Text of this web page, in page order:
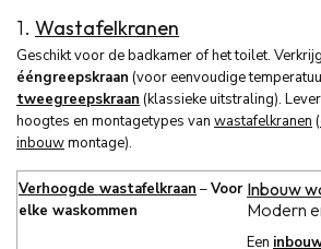
1. Wastafelkranen
Geschikt voor de badkamer of het toilet.
ééngreepskraan (voor eenvoudige
tweegreepskraan (klassieke uitstraling).
hoogtes en montagetypes van wastafelkranen (
inbouwmontage).
Verhoogde wastafelkraan –Voor
elke waskommen
Inbouw
Modern
Een